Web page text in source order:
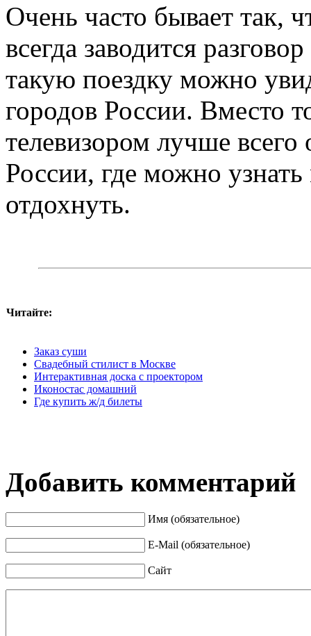
Очень часто бывает так,
всегда заводится
такую поездку можно
городов России. Вместо
телевизором лучше всего
России, где можно
отдохнуть.
Читайте:
Заказ суши
Свадебный стилист в Москве
Интерактивная доска с проектором
Иконостас домашний
Где купить ж/д билеты
Добавить комментарий
Имя (обязательное)
E-Mail (обязательное)
Сайт